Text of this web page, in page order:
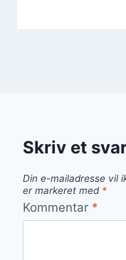
Skriv et
Din e-mailadresse vil
er markeret med *
Kommentar *